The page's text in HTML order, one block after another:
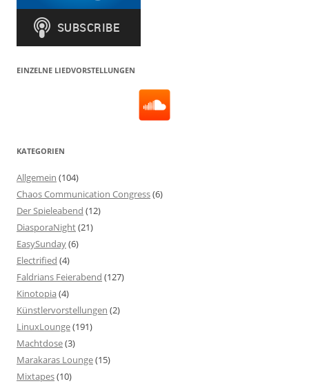
EINZELNE LIEDVORSTELLUNGEN
KATEGORIEN
Allgemein (104)
Chaos Communication Congress(6)
Der Spieleabend (12)
DiasporaNight(21)
EasySunday(6)
Electrified (4)
Faldrians Feierabend (127)
Kinotopia(4)
Künstlervorstellungen (2)
LinuxLounge(191)
Machtdose(3)
Marakaras Lounge(15)
Mixtapes(10)